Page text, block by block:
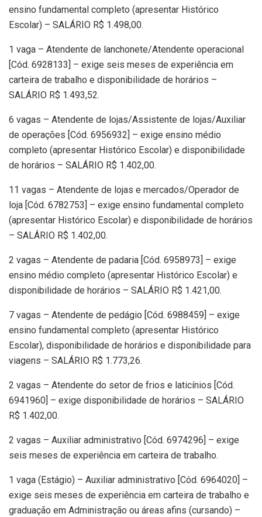
ensino fundamental completo (apresentar Histórico
Escolar) – SALÁRIO R$ 1.498,00.
1 vaga – Atendente de lanchonete/Atendente operacional
[Cód. 6928133] – exige seis meses de experiência em
carteira de trabalho e disponibilidade de horários –
SALÁRIO R$ 1.493,52.
6 vagas – Atendente de lojas/Assistente de lojas/Auxiliar
de operações [Cód. 6956932] – exige ensino médio
completo (apresentar Histórico Escolar) e disponibilidade
de horários – SALÁRIO R$ 1.402,00.
11 vagas – Atendente de lojas e mercados/Operador de
loja [Cód. 6782753] – exige ensino fundamental completo
(apresentar Histórico Escolar) e disponibilidade de horários
– SALÁRIO R$ 1.402,00.
2 vagas – Atendente de padaria [Cód. 6958973] – exige
ensino médio completo (apresentar Histórico Escolar) e
disponibilidade de horários – SALÁRIO R$ 1.421,00.
7 vagas – Atendente de pedágio [Cód. 6988459] – exige
ensino fundamental completo (apresentar Histórico
Escolar), disponibilidade de horários e disponibilidade para
viagens – SALÁRIO R$ 1.773,26.
2 vagas – Atendente do setor de frios e laticínios [Cód.
6941960] – exige disponibilidade de horários – SALÁRIO
R$ 1.402,00.
2 vagas – Auxiliar administrativo [Cód. 6974296] – exige
seis meses de experiência em carteira de trabalho.
1 vaga (Estágio) – Auxiliar administrativo [Cód. 6964020] –
exige seis meses de experiência em carteira de trabalho e
graduação em Administração ou áreas afins (cursando) –